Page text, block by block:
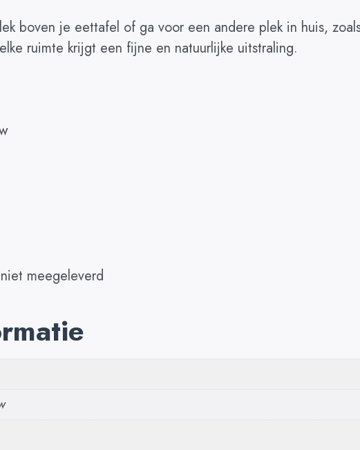
boven je eettafel of ga voor een andere plek in huis,
ruimte krijgt een fijne en natuurlijke uitstraling.
meegeleverd